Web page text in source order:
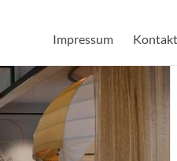
Impressum Kontakt